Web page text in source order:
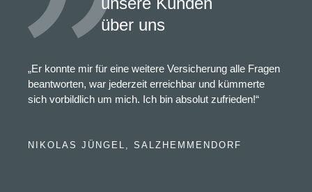
über uns
„Er konnte mir für eine weitere Versicherung alle Fragen
beantworten, war jederzeit erreichbar und kümmerte
sich vorbildlich um mich. Ich bin absolut zufrieden!“
NIKOLAS JÜNGEL, SALZHEMMENDORF